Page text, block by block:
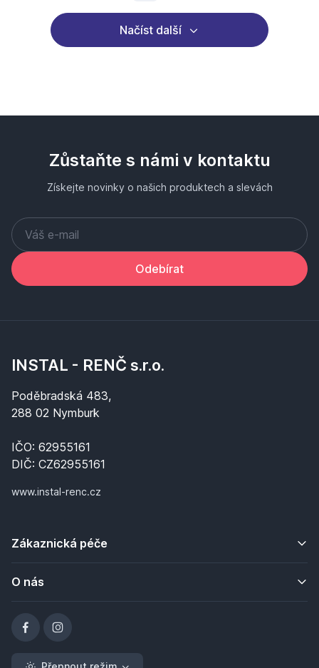
Načíst další
Zůstaňte s námi v kontaktu
Získejte novinky o našich produktech a slevách
Odebírat
INSTAL - RENČ s.r.o.
Poděbradská 483,
288 02 Nymburk
IČO: 62955161
DIČ: CZ62955161
www.instal-renc.cz
Zákaznická péče
O nás